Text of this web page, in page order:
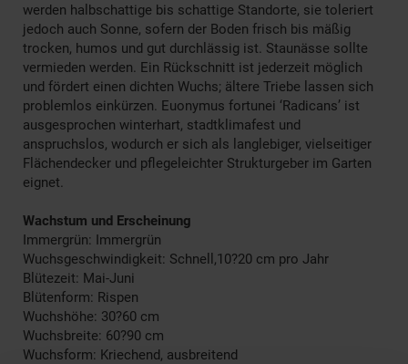
werden halbschattige bis schattige Standorte, sie toleriert
jedoch auch Sonne, sofern der Boden frisch bis mäßig
trocken, humos und gut durchlässig ist. Staunässe sollte
vermieden werden. Ein Rückschnitt ist jederzeit möglich
und fördert einen dichten Wuchs; ältere Triebe lassen sich
problemlos einkürzen. Euonymus fortunei ‘Radicans’ ist
ausgesprochen winterhart, stadtklimafest und
anspruchslos, wodurch er sich als langlebiger, vielseitiger
Flächendecker und pflegeleichter Strukturgeber im Garten
eignet.
Wachstum und Erscheinung
Immergrün: Immergrün
Wuchsgeschwindigkeit: Schnell,10?20 cm pro Jahr
Blütezeit: Mai-Juni
Blütenform: Rispen
Wuchshöhe: 30?60 cm
Wuchsbreite: 60?90 cm
Wuchsform: Kriechend, ausbreitend